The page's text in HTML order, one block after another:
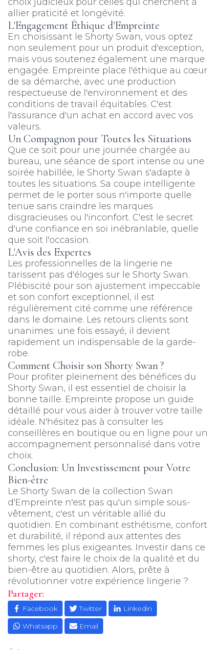
allier praticité et longévité.
L'Engagement Éthique d'Empreinte
En choisissant le Shorty Swan, vous optez
non seulement pour un produit d'exception,
mais vous soutenez également une marque
engagée. Empreinte place l'éthique au cœur
de sa démarche, avec une production
respectueuse de l'environnement et des
conditions de travail équitables. C'est
l'assurance d'un achat en accord avec vos
valeurs.
Un Compagnon pour Toutes les Situations
Que ce soit pour une journée chargée au
bureau, une séance de sport intense ou une
soirée habillée, le Shorty Swan s'adapte à
toutes les situations. Sa coupe intelligente
permet de le porter sous n'importe quelle
tenue sans craindre les marques
disgracieuses ou l'inconfort. C'est le secret
d'une confiance en soi inébranlable, quelle
que soit l'occasion.
L'Avis des Expertes
Les professionnelles de la lingerie ne
tarissent pas d'éloges sur le Shorty Swan.
Plébiscité pour son ajustement impeccable
et son confort exceptionnel, il est
régulièrement cité comme une référence
dans le domaine. Les retours clients sont
unanimes: une fois essayé, il devient
rapidement un indispensable de la garde-
robe.
Comment Choisir son Shorty Swan ?
Pour profiter pleinement des bénéfices du
Shorty Swan, il est essentiel de choisir la
bonne taille. Empreinte propose un guide
détaillé pour vous aider à trouver votre taille
idéale. N'hésitez pas à consulter les
conseillères en boutique ou en ligne pour un
accompagnement personnalisé dans votre
choix.
Conclusion: Un Investissement pour Votre
Bien-être
Le Shorty Swan de la collection Swan
d'Empreinte n'est pas qu'un simple sous-
vêtement, c'est un véritable allié du
quotidien. En combinant esthétisme, confort
et durabilité, il répond aux attentes des
femmes les plus exigeantes. Investir dans ce
shorty, c'est faire le choix de la qualité et du
bien-être au quotidien. Alors, prête à
révolutionner votre expérience lingerie ?
Partager:
Facebook Twitter
Linkedin
Whatsapp
Email